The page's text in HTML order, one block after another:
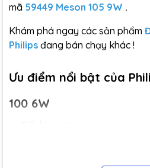
mã 59449 Meson 105 9W .
Khám phá ngay các sản phẩm
Philips đang bán chạy khác !
Ưu điểm nổi bật của
100 6W
cho độ sáng tương đương bóng